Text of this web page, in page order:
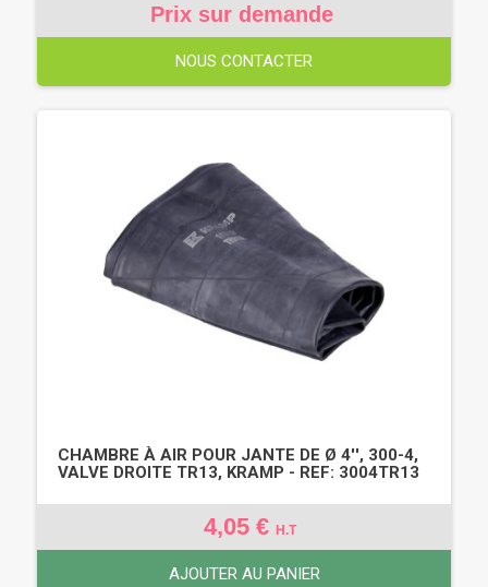
Prix sur demande
NOUS CONTACTER
CHAMBRE À AIR POUR JANTE DE Ø 4'', 300-4,
VALVE DROITE TR13, KRAMP - REF: 3004TR13
4,05 € H.T
AJOUTER AU PANIER